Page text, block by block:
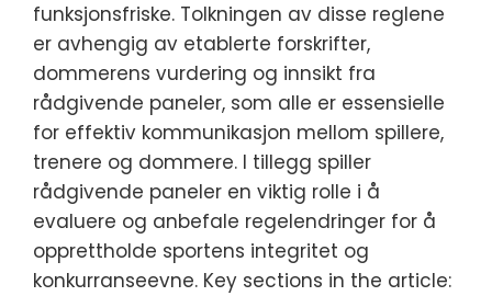
funksjonsfriske. Tolkningen av disse reglene
er avhengig av etablerte forskrifter,
dommerens vurdering og innsikt fra
rådgivende paneler, som alle er essensielle
for effektiv kommunikasjon mellom spillere,
trenere og dommere. I tillegg spiller
rådgivende paneler en viktig rolle i å
evaluere og anbefale regelendringer for å
opprettholde sportens integritet og
konkurranseevne. Key sections in the article: